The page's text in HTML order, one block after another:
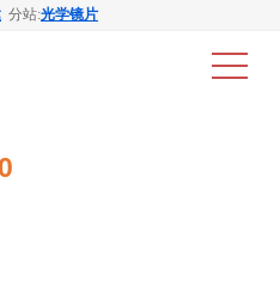
分站:光学镜片